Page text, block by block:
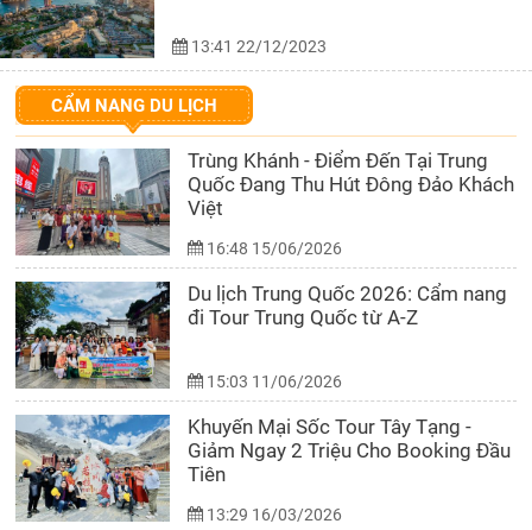
13:41 22/12/2023
CẨM NANG DU LỊCH
Trùng Khánh - Điểm Đến Tại Trung
Quốc Đang Thu Hút Đông Đảo Khách
Việt
16:48 15/06/2026
Du lịch Trung Quốc 2026: Cẩm nang
đi Tour Trung Quốc từ A-Z
15:03 11/06/2026
Khuyến Mại Sốc Tour Tây Tạng -
Giảm Ngay 2 Triệu Cho Booking Đầu
Tiên
13:29 16/03/2026